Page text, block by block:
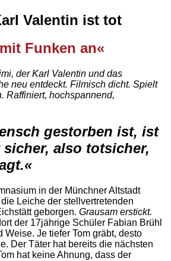
Valentin ist tot
Funken an«
der Karl Valentin und das
neu entdeckt. Filmisch dicht. Spielt
Raffiniert, hochspannend,
gestorben ist, ist
also totsicher,
in der Münchner Altstadt
Leiche der stellvertretenden
geborgen. Grausam erstickt.
der 17jährige Schüler Fabian Brühl
Weise. Je tiefer Tom gräbt, desto
Der Täter hat bereits die nächsten
hat keine Ahnung, dass der